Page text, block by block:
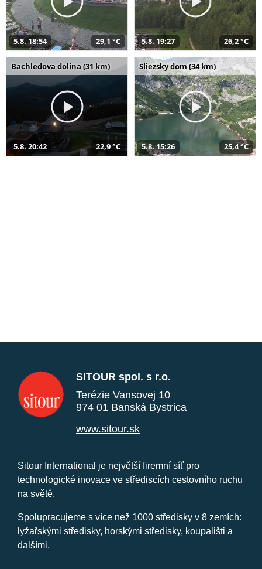
5.8. 18:54 29,1 °C 5.8. 19:27 26,2 °C
Bachledova dolina (31 km)
5.8. 20:42 22,9 °C
Sliezsky dom (34 km)
5.8. 15:26 25,4 °C
SITOUR spol. s r.o.
Terézie Vansovej 10
974 01 Banská Bystrica
www.sitour.sk
Sitour International je největší firemní síť pro
technologické inovace ve střediscích cestovního ruchu
na světě.
Spolupracujeme s více než 1000 středisky v 8 zemích:
lyžařskými středisky, horskými středisky, koupališti a
dalšími.